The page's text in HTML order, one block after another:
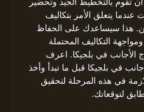
عندما يتعلق الأمر بتكاليف
هذا سيساعدك على الحفاظ
التكاليف المحتملة
الأجانب في بلجيكا. اعرف
في بلجيكا قبل ما تبدأ وأخذ
في هذه المرحلة لتحقيق
لتوقعاتك.